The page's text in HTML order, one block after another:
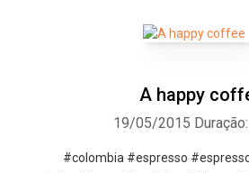
A happy
19/05/2015
#colombia #espresso